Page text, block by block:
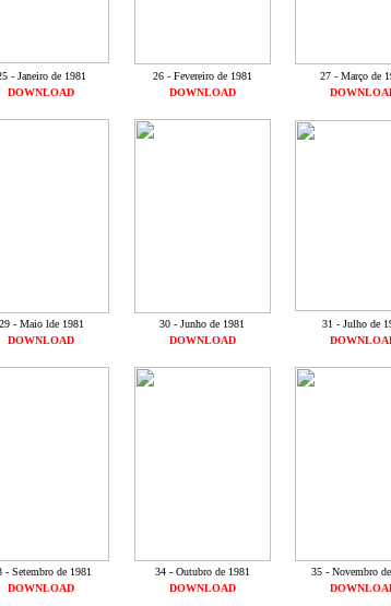
- Janeiro de 1981 26 - Fevereiro de 1981 27 - Março de
DOWNLOAD
DOWNLOAD
- Maio lde 1981 30 - Junho de 1981 31 - Julho de
DOWNLOAD
DOWNLOAD
- Setembro de 1981 34 - Outubro de 1981 35 - Novembro
DOWNLOAD
DOWNLOAD